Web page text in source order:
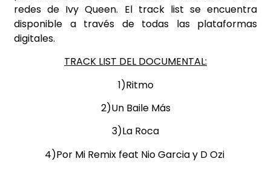
redes de Ivy Queen. El track list se encuentra
disponible a través de todas las plataformas
digitales.
TRACK LIST DEL DOCUMENTAL:
1)Ritmo
2)Un Baile Más
3)La Roca
4)Por Mi Remix feat Nio Garcia y D Ozi